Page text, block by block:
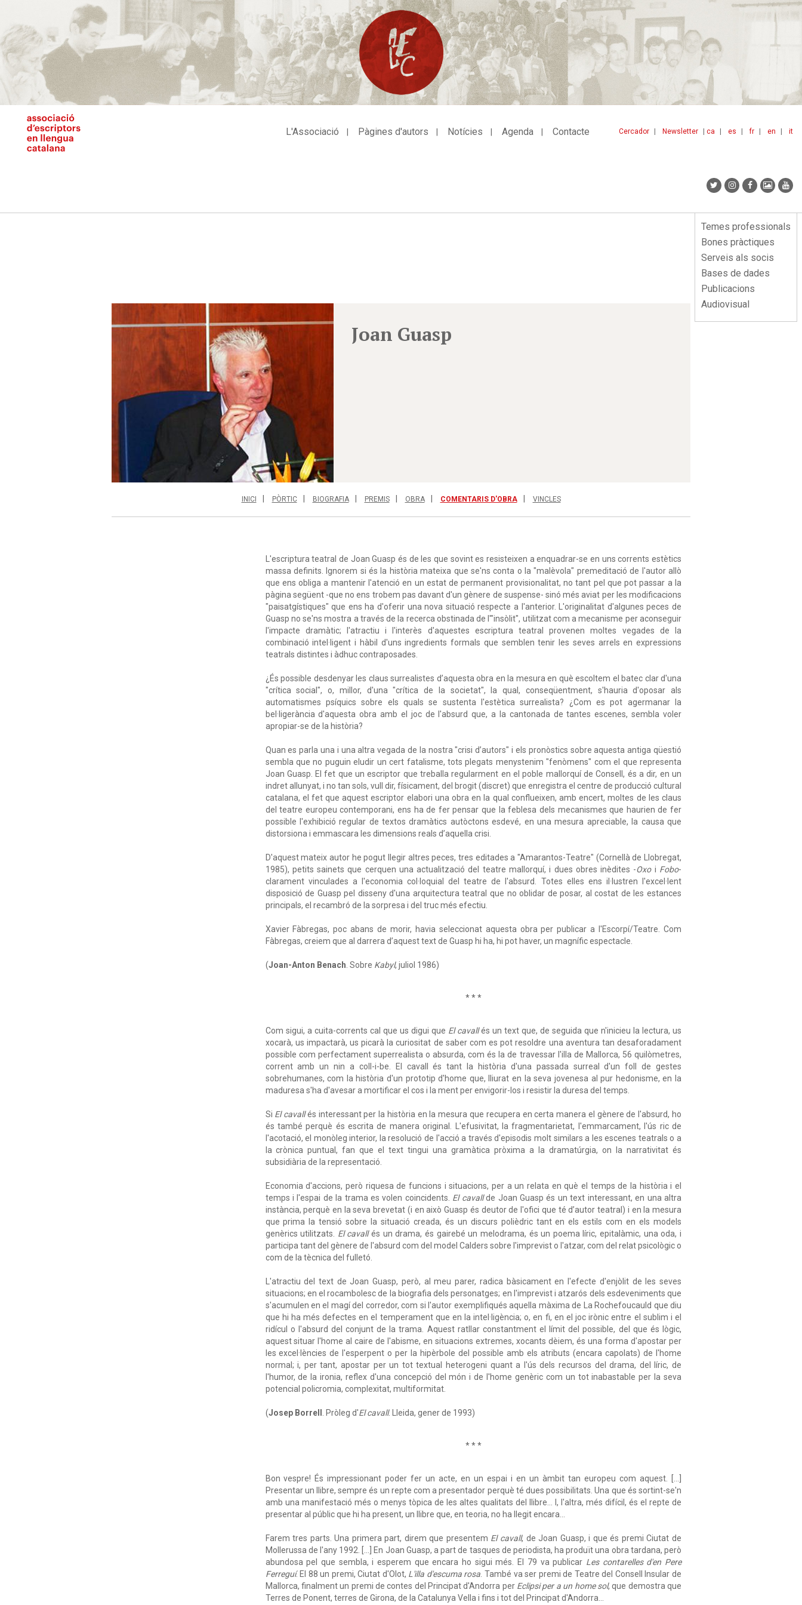
contingut
ca es fr en it
Cercador Newsletter
L'Associació Pàgines d'autors Notícies Agenda Contacte
Menu
lateral
Temes professionals
Bones pràctiques
Serveis als socis
Bases de dades
Publicacions
Audiovisual
Joan Guasp
INICI PÒRTIC BIOGRAFIA PREMIS OBRA COMENTARIS D'OBRA VINCLES
L'escriptura teatral de Joan Guasp és de les que sovint es resisteixen a enquadrar-se en uns corrents estètics
massa definits. Ignorem si és la història mateixa que se'ns conta o la "malèvola" premeditació de l'autor allò
que ens obliga a mantenir l'atenció en un estat de permanent provisionalitat, no tant pel que pot passar a la
pàgina següent -que no ens trobem pas davant d'un gènere de suspense- sinó més aviat per les modificacions
"paisatgístiques" que ens ha d'oferir una nova situació respecte a l'anterior. L'originalitat d'algunes peces de
Guasp no se'ns mostra a través de la recerca obstinada de l'"insòlit", utilitzat com a mecanisme per aconseguir
l'impacte dramàtic; l'atractiu i l'interès d'aquestes escriptura teatral provenen moltes vegades de la
combinació intel·ligent i hàbil d'uns ingredients formals que semblen tenir les seves arrels en expressions
teatrals distintes i àdhuc contraposades.
¿És possible desdenyar les claus surrealistes d’aquesta obra en la mesura en què escoltem el batec clar d'una
"crítica social", o, millor, d'una "crítica de la societat", la qual, conseqüentment, s'hauria d'oposar als
automatismes psíquics sobre els quals se sustenta l'estètica surrealista? ¿Com es pot agermanar la
bel·ligerància d'aquesta obra amb el joc de l'absurd que, a la cantonada de tantes escenes, sembla voler
apropiar-se de la història?
Quan es parla una i una altra vegada de la nostra "crisi d’autors" i els pronòstics sobre aquesta antiga qüestió
sembla que no puguin eludir un cert fatalisme, tots plegats menystenim "fenòmens" com el que representa
Joan Guasp. El fet que un escriptor que treballa regularment en el poble mallorquí de Consell, és a dir, en un
indret allunyat, i no tan sols, vull dir, físicament, del brogit (discret) que enregistra el centre de producció cultural
catalana, el fet que aquest escriptor elabori una obra en la qual conflueixen, amb encert, moltes de les claus
del teatre europeu contemporani, ens ha de fer pensar que la feblesa dels mecanismes que haurien de fer
possible l'exhibició regular de textos dramàtics autòctons esdevé, en una mesura apreciable, la causa que
distorsiona i emmascara les dimensions reals d’aquella crisi.
D'aquest mateix autor he pogut llegir altres peces, tres editades a "Amarantos-Teatre" (Cornellà de Llobregat,
1985), petits sainets que cerquen una actualització del teatre mallorquí, i dues obres inèdites -Oxoi Fobo-
clarament vinculades a l'economia col·loquial del teatre de l'absurd. Totes elles ens il·lustren l'excel·lent
disposició de Guasp pel disseny d'una arquitectura teatral que no oblidar de posar, al costat de les estances
principals, el recambró de la sorpresa i del truc més efectiu.
Xavier Fàbregas, poc abans de morir, havia seleccionat aquesta obra per publicar a l'Escorpí/Teatre. Com
Fàbregas, creiem que al darrera d’aquest text de Guasp hi ha, hi pot haver, un magnífic espectacle.
(Joan-Anton Benach . Sobre Kabyl, juliol 1986)
* * *
Com sigui, a cuita-corrents cal que us digui que El cavallés un text que, de seguida que n'inicieu la lectura, us
xocarà, us impactarà, us picarà la curiositat de saber com es pot resoldre una aventura tan desaforadament
possible com perfectament superrealista o absurda, com és la de travessar l'illa de Mallorca, 56 quilòmetres,
corrent amb un nin a coll-i-be. El cavall és tant la història d'una passada surreal d'un foll de gestes
sobrehumanes, com la història d'un prototip d'home que, lliurat en la seva jovenesa al pur hedonisme, en la
maduresa s'ha d'avesar a mortificar el cos i la ment per envigorir-los i resistir la duresa del temps.
Si El cavallés interessant per la història en la mesura que recupera en certa manera el gènere de l'absurd, ho
és també perquè és escrita de manera original. L'efusivitat, la fragmentarietat, l'emmarcament, l'ús ric de
l'acotació, el monòleg interior, la resolució de l'acció a través d'episodis molt similars a les escenes teatrals o a
la crònica puntual, fan que el text tingui una gramàtica pròxima a la dramatúrgia, on la narrativitat és
subsidiària de la representació.
Economia d'accions, però riquesa de funcions i situacions, per a un relata en què el temps de la història i el
temps i l'espai de la trama es volen coincidents. El cavallde Joan Guasp és un text interessant, en una altra
instància, perquè en la seva brevetat (i en això Guasp és deutor de l'ofici que té d’autor teatral) i en la mesura
que prima la tensió sobre la situació creada, és un discurs polièdric tant en els estils com en els models
genèrics utilitzats. El cavallés un drama, és gairebé un melodrama, és un poema líric, epitalàmic, una oda, i
participa tant del gènere de l'absurd com del model Calders sobre l'imprevist o l'atzar, com del relat psicològic o
com de la tècnica del fulletó.
L'atractiu del text de Joan Guasp, però, al meu parer, radica bàsicament en l'efecte d'enjòlit de les seves
situacions; en el rocambolesc de la biografia dels personatges; en l'imprevist i atzarós dels esdeveniments que
s'acumulen en el magí del corredor, com si l'autor exemplifiqués aquella màxima de La Rochefoucauld que diu
que hi ha més defectes en el temperament que en la intel·ligència; o, en fi, en el joc irònic entre el sublim i el
ridícul o l'absurd del conjunt de la trama. Aquest ratllar constantment el límit del possible, del que és lògic,
aquest situar l'home al caire de l'abisme, en situacions extremes, xocants dèiem, és una forma d'apostar per
les excel·lències de l'esperpent o per la hipèrbole del possible amb els atributs (encara capolats) de l'home
normal; i, per tant, apostar per un tot textual heterogeni quant a l'ús dels recursos del drama, del líric, de
l'humor, de la ironia, reflex d'una concepció del món i de l'home genèric com un tot inabastable per la seva
potencial policromia, complexitat, multiformitat.
(Josep Borrell . Pròleg d'El cavall. Lleida, gener de 1993)
* * *
Bon vespre! És impressionant poder fer un acte, en un espai i en un àmbit tan europeu com aquest. [...]
Presentar un llibre, sempre és un repte com a presentador perquè té dues possibilitats. Una que és sortint-se'n
amb una manifestació més o menys tòpica de les altes qualitats del llibre... I, l'altra, més difícil, és el repte de
presentar al públic que hi ha present, un llibre que, en teoria, no ha llegit encara...
Farem tres parts. Una primera part, direm que presentem El cavall, de Joan Guasp, i que és premi Ciutat de
Mollerussa de l'any 1992. [...] En Joan Guasp, a part de tasques de periodista, ha produït una obra tardana, però
abundosa pel que sembla, i esperem que encara ho sigui més. El 79 va publicar Les contarelles d'en Pere
Ferreguí. El 88 un premi, Ciutat d'Olot, L'illa d'escuma rosa . També va ser premi de Teatre del Consell Insular de
Mallorca, finalment un premi de contes del Principat d'Andorra per Eclipsi per a un home sol, que demostra que
Terres de Ponent, terres de Girona, de la Catalunya Vella i fins i tot del Principat d'Andorra...